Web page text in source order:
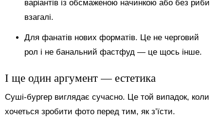
варіантів із обсмаженою начинкою або без риби
взагалі.
Для фанатів нових форматів. Це не черговий
рол і не банальний фастфуд — це щось інше.
І ще один аргумент — естетика
Суші-бургер виглядає сучасно. Це той випадок, коли
хочеться зробити фото перед тим, як з’їсти.